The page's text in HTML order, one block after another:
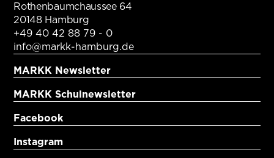
Rothenbaumchaussee 64
20148 Hamburg
+49 40 42 88 79 - 0
info@markk-hamburg.de
MARKK Newsletter
MARKK Schulnewsletter
Facebook
Instagram